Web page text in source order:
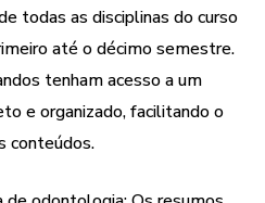
todas as disciplinas do curso
até o décimo semestre.
tenham acesso a um
e organizado, facilitando o
conteúdos.